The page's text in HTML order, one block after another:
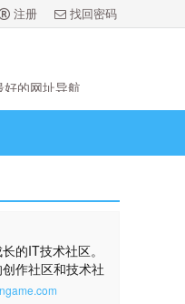
注册 找回密码
好的网址导航
好的网址导航
好的网址导航
的IT技术社区。
作社区和技术社
天都可以在这里